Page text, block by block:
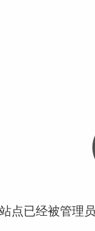
点已经被管理